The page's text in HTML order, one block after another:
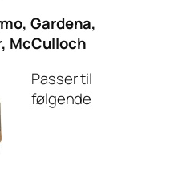
Gardena,
McCulloch
Passer til
følgende